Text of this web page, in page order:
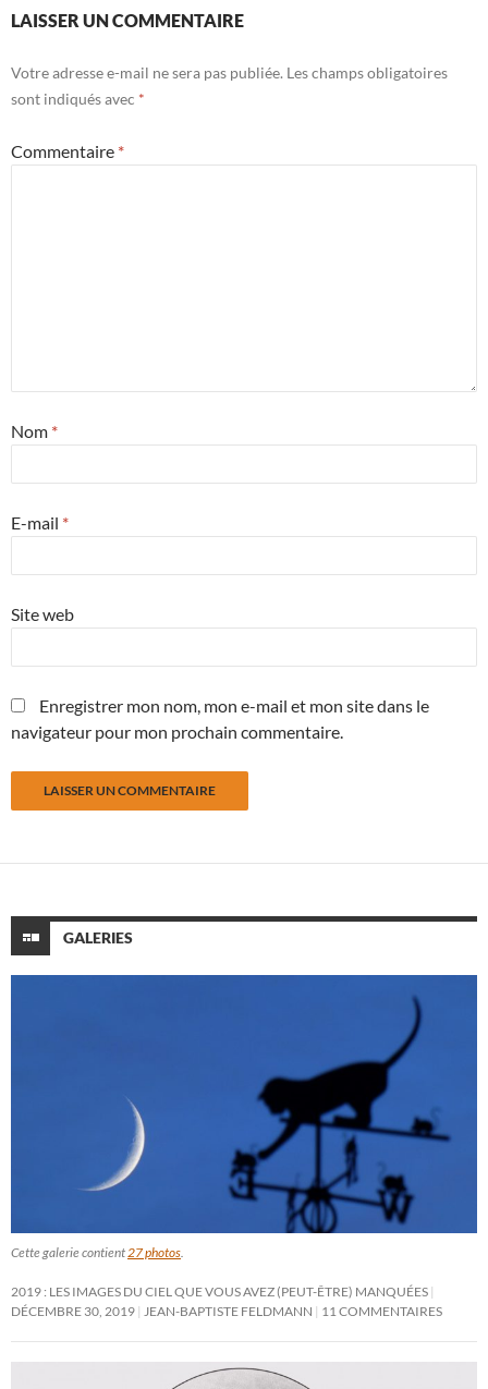
LAISSER UN COMMENTAIRE
Votre adresse e-mail ne sera pas publiée. Les champs obligatoires
sont indiqués avec *
Commentaire *
Nom *
E-mail *
Site web
Enregistrer mon nom, mon e-mail et mon site dans le
navigateur pour mon prochain commentaire.
GALERIES
Cette galerie contient 27 photos
2019 : LES IMAGES DU CIEL QUE VOUS AVEZ (PEUT-ÊTRE) MANQUÉES
DÉCEMBRE 30, 2019
JEAN-BAPTISTE FELDMANN 11 COMMENTAIRES